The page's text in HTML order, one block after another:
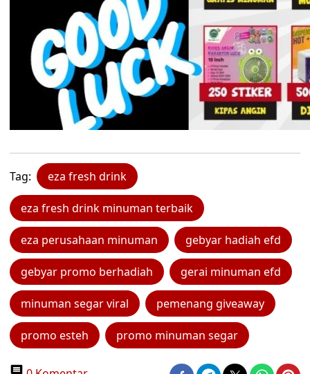
Tag: eza fresh drink
eza fresh drink minuman terbaik
eza perusahaan minuman gebyar hadiah efd
gebyar promo berhadiah gerai minuman efd
minuman segar viral pemenang giveaway
promo esteh promo minuman segar